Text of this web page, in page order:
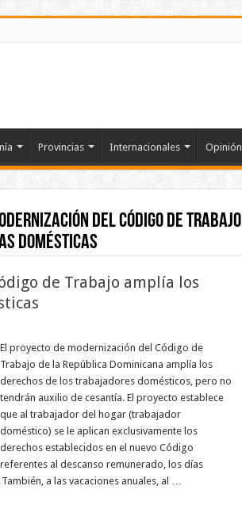
Provincias Internacionales Opinión
del Código de Trabajo
domésticas
de Trabajo amplía los
El proyecto de modernización del Código de
Trabajo de la República Dominicana amplía los
derechos de los trabajadores domésticos, pero no
tendrán auxilio de cesantía. El proyecto establece
que al trabajador del hogar (trabajador
doméstico) se le aplican exclusivamente los
derechos establecidos en el nuevo Código
referentes al descanso remunerado, los días
a las vacaciones anuales, al …